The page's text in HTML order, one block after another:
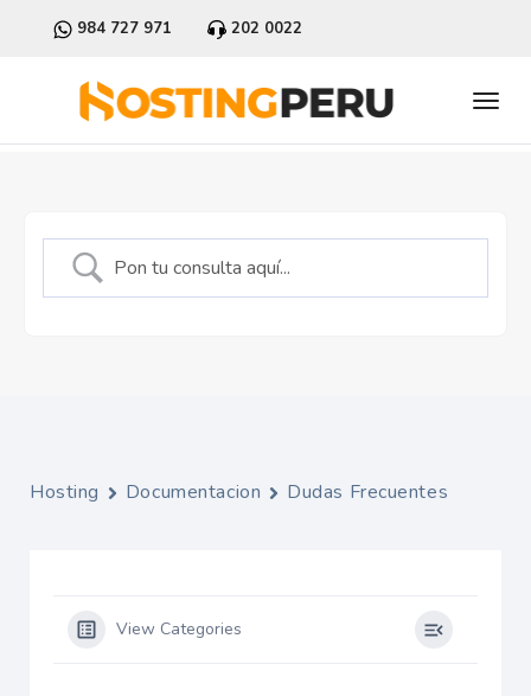
984 727 971 202 0022
Hosting Documentacion Dudas Frecuentes
View Categories